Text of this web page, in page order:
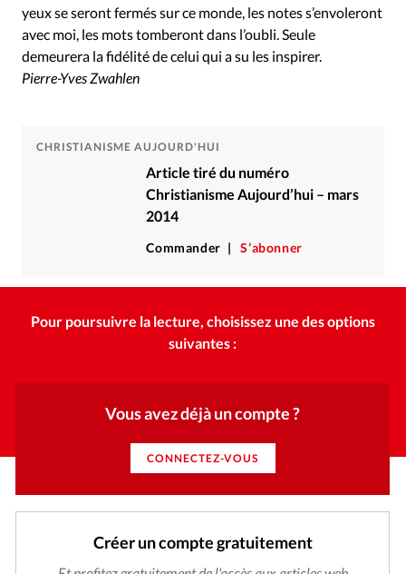
yeux se seront fermés sur ce monde, les notes s’envoleront
avec moi, les mots tomberont dans l’oubli. Seule
demeurera la fidélité de celui qui a su les inspirer.
Pierre-Yves Zwahlen
CHRISTIANISME AUJOURD'HUI
Article tiré du numéro
Christianisme Aujourd’hui – mars
2014
Commander S’abonner
Pour poursuivre la lecture, choisissez une des options
suivantes :
Vous avez déjà un compte ?
CONNECTEZ-VOUS
Créer un compte gratuitement